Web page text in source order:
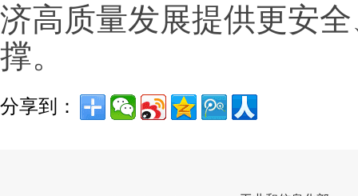
济高质量发展提供更安
撑。
分享到：